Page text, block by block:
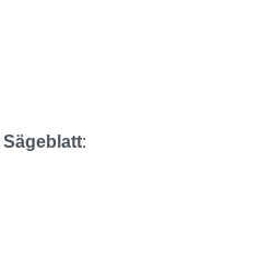
Sägeblatt: